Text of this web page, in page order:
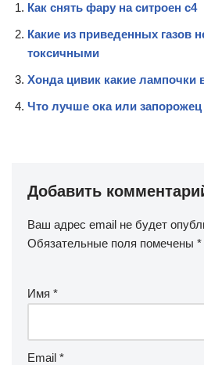
Как снять фару на ситроен с4
Какие из приведенных газов
токсичными
Хонда цивик какие лампочки
Что лучше ока или запорожец
Добавить
Ваш адрес email не будет
Обязательные поля помечены *
Имя *
Email *